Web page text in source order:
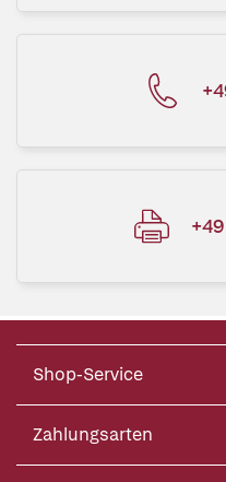
Shop-Service
Zahlungsarten